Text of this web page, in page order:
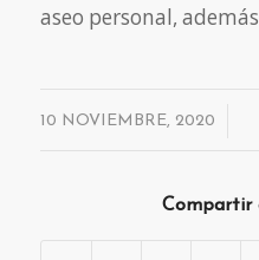
aseo personal,
10 NOVIEMBRE, 2020
/
Compartir